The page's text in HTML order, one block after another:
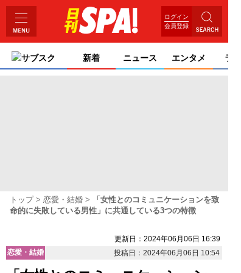
ログイン
会員登録
サブスク 新着 ニュース エンタメ ライ
トップ 恋愛・結婚
「女性とのコミュニケーションを致
命的に失敗している男性」に共通している3つの特徴
更新日：2024年06月06日 16:39
恋愛・結婚
投稿日：2024年06月06日 10:54